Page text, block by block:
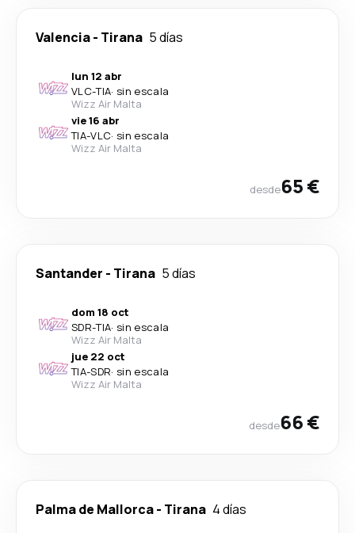
Valencia- Tirana 5 días
lun 12 abr
VLC-TIA· sin escala
Wizz Air Malta
vie 16 abr
TIA-VLC· sin escala
Wizz Air Malta
desde65 €
Santander - Tirana 5 días
dom 18 oct
SDR-TIA· sin escala
Wizz Air Malta
jue 22 oct
TIA-SDR· sin escala
Wizz Air Malta
desde66 €
Palma de Mallorca- Tirana 4 días